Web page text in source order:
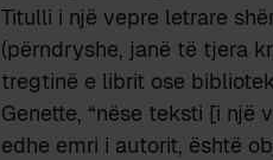
Titulli i një vepre letrare
(përndryshe, janë të tjera
tregtinë e librit ose
Genette, “nëse teksti [i një
edhe emri i autorit, është